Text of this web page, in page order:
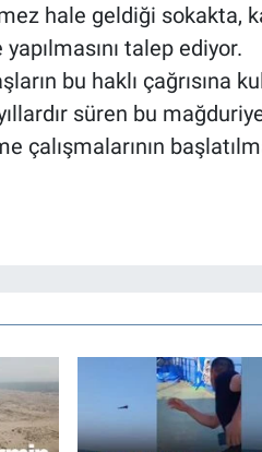
hale geldiği sokakta,
talep ediyor.
bu haklı çağrısına
süren bu